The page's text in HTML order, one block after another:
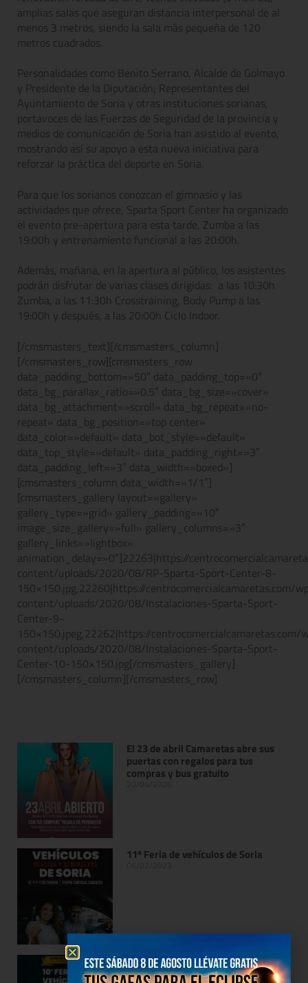
amplias salas que aseguran distancia interpersonal de al
menos 3 metros, siendo la sala más pequeña de 120
metros cuadrados.
Personalidades como Benito Serrano, Alcalde de Golmayo
y Presidente de la Diputación; Representantes del
Ayuntamiento de Soria y otras instituciones sorianas,
portavoces de las Fuerzas de Seguridad de la provincia y
medios de comunicación de Soria han asistido al evento,
mostrando así su apoyo a esta nueva iniciativa para
reforzar la práctica del deporte en Soria.
Para que los sorianos conozcan el gimnasio y las
actividades que ofrece, Sparta Sport Center ha organizado
el evento pre-apertura para esta tarde, Zumba a las
19:00h y entrenamiento funcional a las 20:00h.
Además, mañana, en la apertura al público, los asistentes
podrán disfrutar de varias clases dirigidas: a las 10:30h
Zumba, a las 11:30h Crosstraining, Body Pump a las
19:00h y después, a las 20:00h Ciclo Indoor.
[/cmsmasters_text][/cmsmasters_column]
[/cmsmasters_row][cmsmasters_row
data_padding_bottom=»50″ data_padding_top=»0″
data_bg_parallax_ratio=»0.5″ data_bg_size=»cover»
data_bg_attachment=»scroll» data_bg_repeat=»no-
repeat» data_bg_position=»top center»
data_color=»default» data_bot_style=»default»
data_top_style=»default» data_padding_right=»3″
data_padding_left=»3″ data_width=»boxed»]
[cmsmasters_column data_width=»1/1″]
[cmsmasters_gallery layout=»gallery»
gallery_type=»grid» gallery_padding=»10″
image_size_gallery=»full» gallery_columns=»3″
gallery_links=»lightbox»
animation_delay=»0″]22263|https://
content/uploads/2020/08/RP-Sparta-Sport-Center-8-
150×150.jpg,22260|https://centrocomercialcamaretas.com/
content/uploads/2020/08/Instalaciones-Sparta-Sport-
Center-9-
150×150.jpeg,22262|https://centrocomercialcamaretas.com/
content/uploads/2020/08/Instalaciones-Sparta-Sport-
Center-10-150×150.jpg[/cmsmasters_gallery]
[/cmsmasters_column][/cmsmasters_row]
El 23 de abril Camaretas abre sus
puertas con regalos para tus
compras y bus gratuito
11ª Feria de vehículos de Soria
10ª Feria de Vehículos de Soria
07/02/2022